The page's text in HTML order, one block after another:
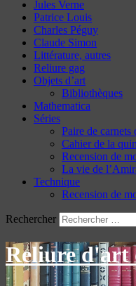
Jules Verne
Patrice Louis
Charles Péguy
Claude Simon
Littérature, autres
Reliure gag
Objets d’art
Bibliothèques
Mathematica
Séries
Paire de carnets
Cahier de la
Recension de
La vie de
Technique
Recension de
Rechercher
Reliure d'art